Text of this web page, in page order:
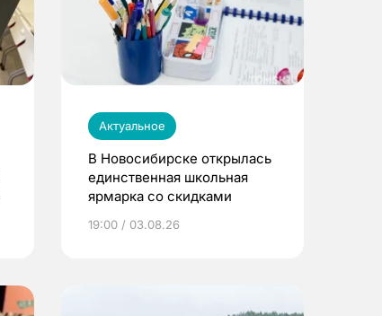
Актуальное
В Новосибирске открылась
единственная школьная
ярмарка со скидками
19:00 / 03.08.26